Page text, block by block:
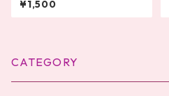
アポニー
¥1,500
CATEGORY